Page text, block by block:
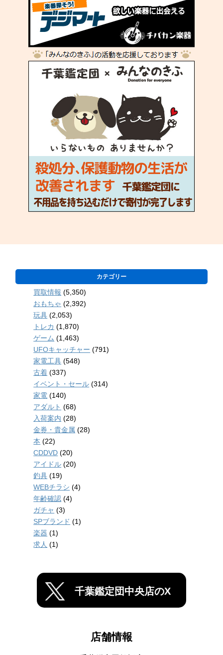
カテゴリー
買取情報 (5,350)
おもちゃ (2,392)
玩具 (2,053)
トレカ (1,870)
ゲーム (1,463)
UFOキャッチャー (791)
家電工具 (548)
古着 (337)
イベント・セール (314)
家電 (140)
アダルト (68)
入荷案内 (28)
金券・貴金属 (28)
本 (22)
CDDVD (20)
アイドル (20)
釣具 (19)
WEBチラシ (4)
年齢確認 (4)
ガチャ (3)
SPブランド (1)
楽器 (1)
求人 (1)
千葉鑑定団中央店のX
店舗情報